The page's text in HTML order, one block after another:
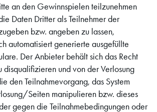
an den Gewinnspielen teilzunehmen
Daten Dritter als Teilnehmer der
bzw. angeben zu lassen,
automatisiert generierte ausgefüllte
Der Anbieter behält sich das Recht
disqualifizieren und von der Verlosung
den Teilnahmevorgang, das System
Seiten manipulieren bzw. dieses
gegen die Teilnahmebedingungen oder